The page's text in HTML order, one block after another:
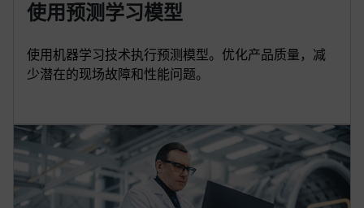
使用预测学习模型
使用机器学习技术执行预测模型。优化产品质量，减
少潜在的现场故障和性能问题。